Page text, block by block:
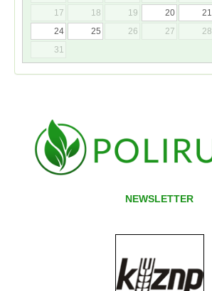
17
18 19 20 21
24
25 26 27 28
31
NEWSLETTER